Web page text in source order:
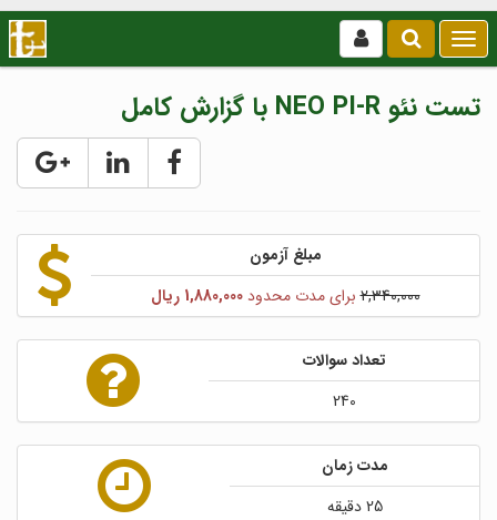
بازکردن
/
منو
تست نئو NEO PI-R با گزارش کامل
مبلغ آزمون
2,340,000 برای مدت محدود1,880,000 ریال
تعداد سوالات
240
مدت زمان
25 دقیقه